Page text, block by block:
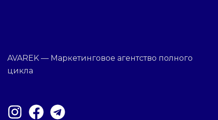
AVAREK — Маркетинговое агентство полного
цикла